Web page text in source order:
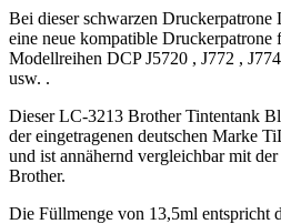
Bei dieser schwarzen Druckerpatrone
eine neue kompatible
Modellreihen DCP J5720 , J772 ,
usw. .
Dieser LC-3213 Brother Tintentank
der eingetragenen deutschen Marke
und ist annähernd vergleichbar mit
Brother.
Die Füllmenge von 13,5ml entspricht